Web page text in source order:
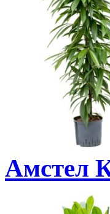
Амстел